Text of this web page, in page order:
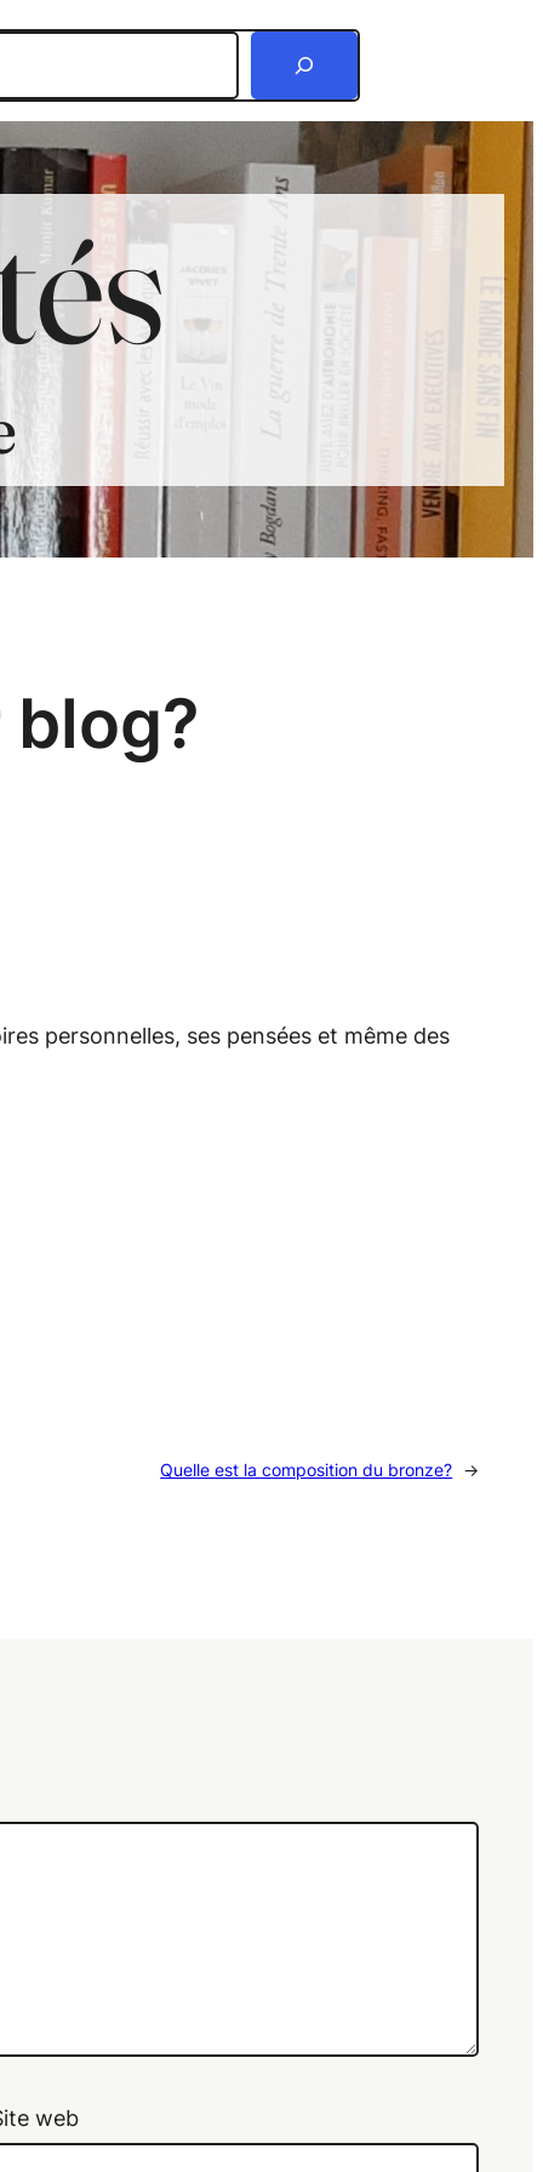
blog?
personnelles, ses pensées et même des
Quelle est la composition du bronze? →
web